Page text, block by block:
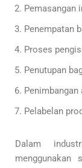
Pemasangan
Penempatan
Proses
Penutupan
Penimbangan
Pelabelan
Dalam